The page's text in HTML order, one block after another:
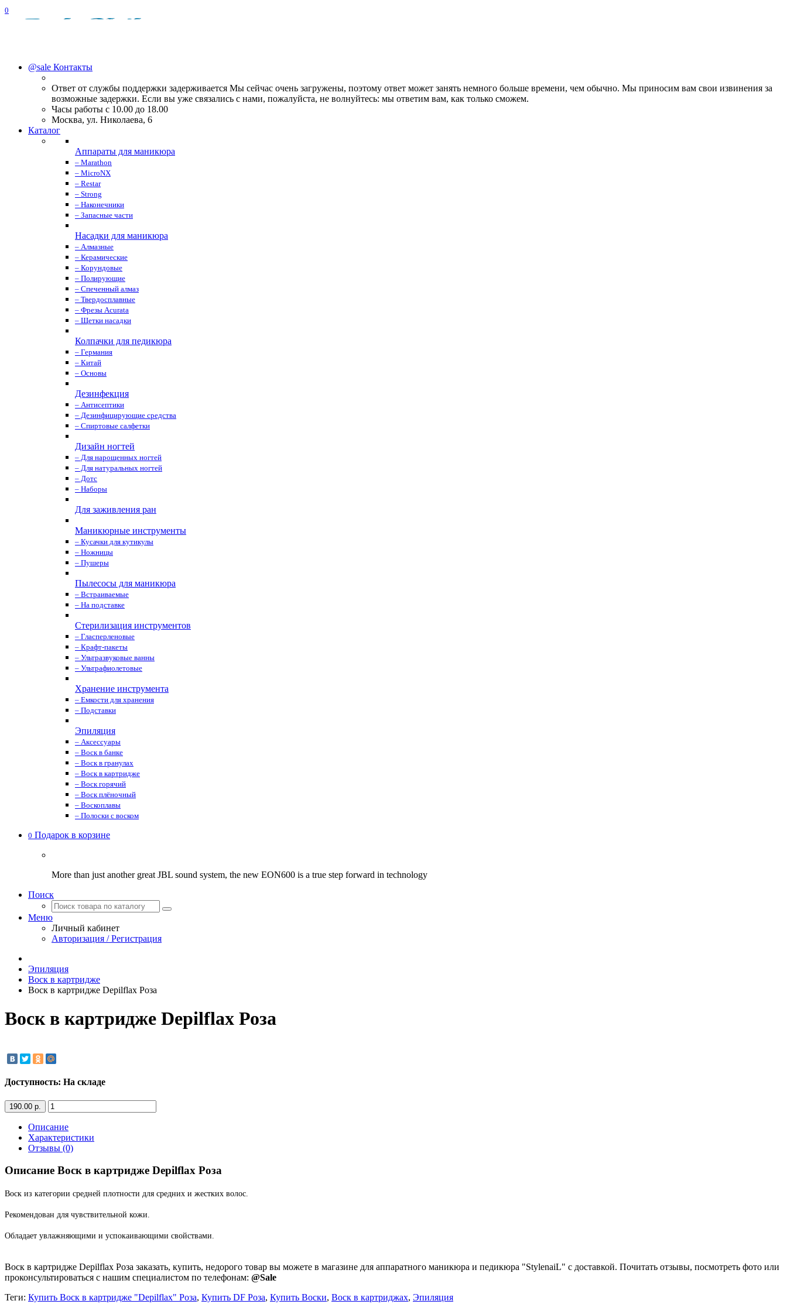
0
@sale Контакты
Ответ от службы поддержки задерживается Мы сейчас очень загружены, поэтому ответ может занять немного больше времени, чем обычно. Мы приносим вам свои извинения за
возможные задержки. Если вы уже связались с нами, пожалуйста, не волнуйтесь: мы ответим вам, как только сможем.
Часы работы с 10.00 до 18.00
Москва, ул. Николаева, 6
Каталог
Аппараты для маникюра
– Marathon
– MicroNX
– Restar
– Strong
– Наконечники
– Запасные части
Насадки для маникюра
– Алмазные
– Керамические
– Корундовые
– Полирующие
– Спеченный алмаз
– Твердосплавные
– Фрезы Acurata
– Щетки насадки
Колпачки для педикюра
– Германия
– Китай
– Основы
Дезинфекция
– Антисептики
– Дезинфицирующие средства
– Спиртовые салфетки
Дизайн ногтей
– Для нарощенных ногтей
– Для натуральных ногтей
– Дотс
– Наборы
Для заживления ран
Маникюрные инструменты
– Кусачки для кутикулы
– Ножницы
– Пушеры
Пылесосы для маникюра
– Встраиваемые
– На подставке
Стерилизация инструментов
– Гласперленовые
– Крафт-пакеты
– Ультразвуковые ванны
– Ультрафиолетовые
Хранение инструмента
– Емкости для хранения
– Подставки
Эпиляция
– Аксессуары
– Воск в банке
– Воск в гранулах
– Воск в картридже
– Воск горячий
– Воск плёночный
– Воскоплавы
– Полоски с воском
0 Подарок в корзине
More than just another great JBL sound system, the new EON600 is a true step forward in technology
Поиск
Меню
Личный кабинет
Авторизация / Регистрация
Эпиляция
Воск в картридже
Воск в картридже Depilflax Роза
Воск в картридже Depilflax Роза
Доступность: На складе
190.00 р.
Описание
Характеристики
Отзывы (0)
Описание Воск в картридже Depilflax Роза
Воск из категории средней плотности для средних и жестких волос.
Рекомендован для чувствительной кожи.
Обладает увлажняющими и успокаивающими свойствами.
Воск в картридже Depilflax Роза заказать, купить, недорого товар вы можете в магазине для аппаратного маникюра и педикюра "StylenaiL" с доставкой. Почитать отзывы, посмотреть фото или
проконсультироваться с нашим специалистом по телефонам: @Sale
Теги: Купить Воск в картридже "Depilflax" Роза, Купить DF Роза, Купить Воски, Воск в картриджах, Эпиляция